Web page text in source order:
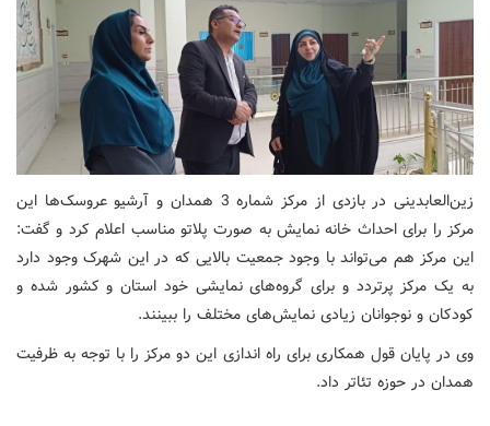
زین‌العابدینی در بازدی از مرکز شماره 3 همدان و آرشیو عروسک‌ها این
مرکز را برای احداث خانه نمایش به صورت پلاتو مناسب اعلام کرد و گفت:
این مرکز هم می‌تواند با وجود جمعیت بالایی که در این شهرک وجود دارد
به یک مرکز پرتردد و برای گروه‌های نمایشی خود استان و کشور شده و
کودکان و نوجوانان زیادی نمایش‌های مختلف را ببینند.
وی در پایان قول همکاری برای راه اندازی این دو مرکز را با توجه به ظرفیت
همدان در حوزه تئاتر داد.